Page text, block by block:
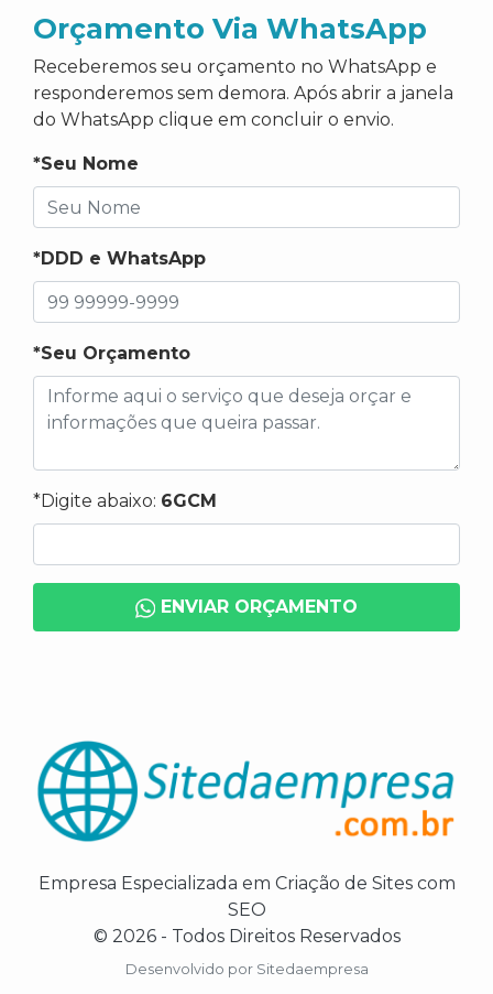
Orçamento Via WhatsApp
Receberemos seu orçamento no WhatsApp e
responderemos sem demora. Após abrir a janela
do WhatsApp clique em concluir o envio.
*Seu Nome
*DDD e WhatsApp
*Seu Orçamento
*Digite abaixo: 6GCM
ENVIAR ORÇAMENTO
Empresa Especializada em Criação de Sites com
SEO
© 2026 - Todos Direitos Reservados
Desenvolvido por Sitedaempresa